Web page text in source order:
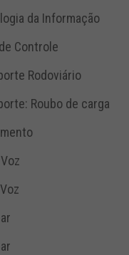
da Informação
Controle
Rodoviário
Roubo de carga